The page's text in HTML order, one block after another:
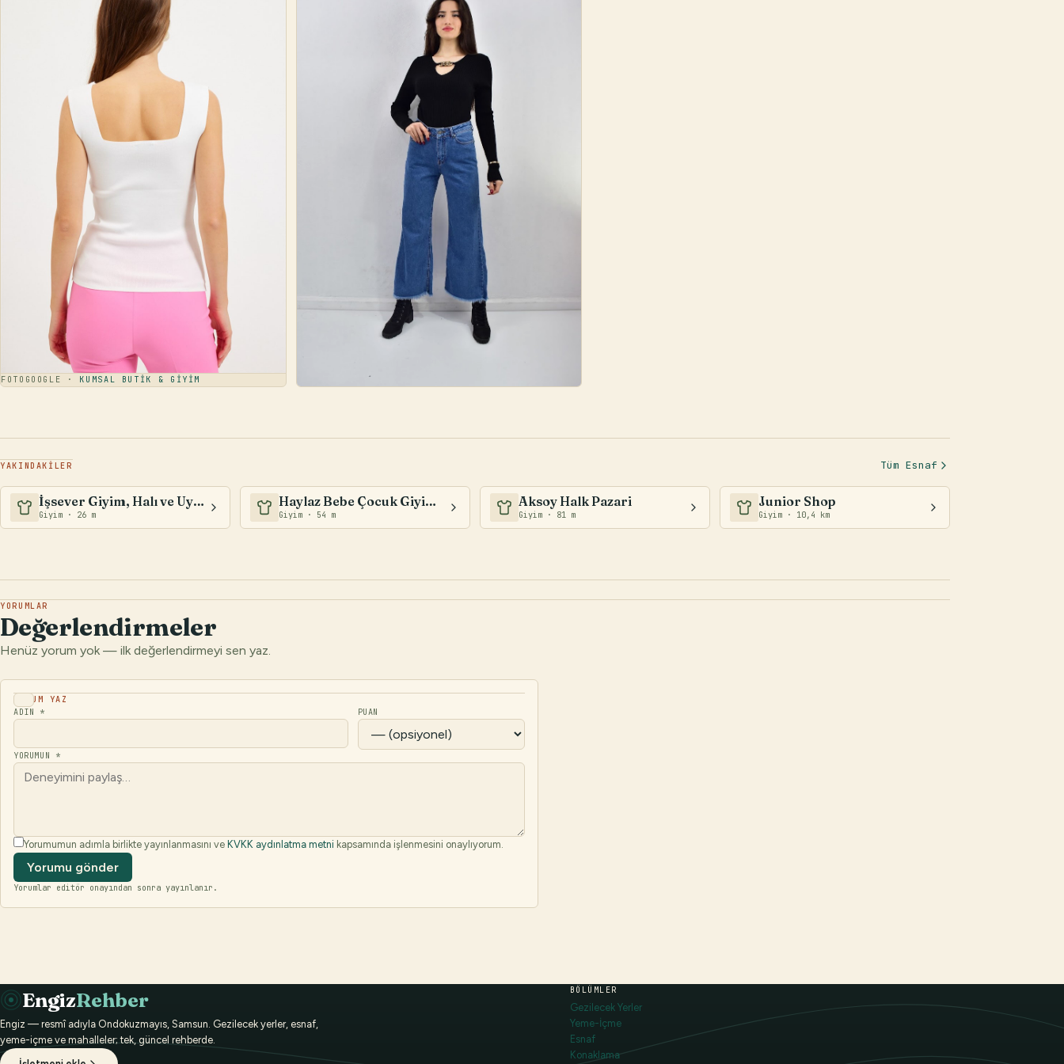
FOTO GOOGLE ·
KUMSAL BUTİK & GİYİM
YAKINDAKİLER Tüm Esnaf
İşsever Giyim, Halı ve Uyku Evi
Giyim · 26 m
Haylaz Bebe Çocuk Giyim (19 Mayıs)
Giyim · 54 m
Aksoy Halk Pazari
Giyim · 81 m
Junior Shop
Giyim · 10,4 km
YORUMLAR
Değerlendirmeler
Henüz yorum yok — ilk değerlendirmeyi sen yaz.
YORUM YAZ
ADIN *
PUAN
YORUMUN *
Yorumumun adımla birlikte yayınlanmasını ve KVKK aydınlatma metni kapsamında işlenmesini onaylıyorum.
Yorumu gönder
Yorumlar editör onayından sonra yayınlanır.
EngizRehber
Engiz — resmî adıyla Ondokuzmayıs, Samsun. Gezilecek yerler, esnaf,
yeme-içme ve mahalleler; tek, güncel rehberde.
BÖLÜMLER
Gezilecek Yerler
Yeme-İçme
Esnaf
Konaklama